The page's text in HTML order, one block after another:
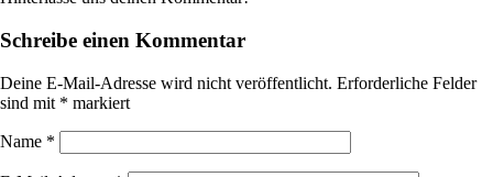
Schreibe einen Kommentar
Deine E-Mail-Adresse wird nicht veröffentlicht. Erforderliche Felder
sind mit * markiert
Name *